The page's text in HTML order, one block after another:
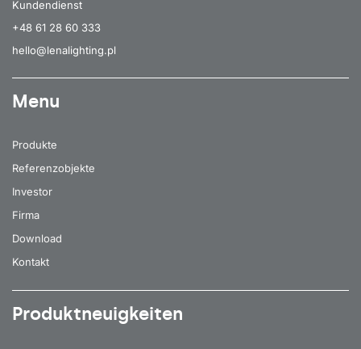
Kundendienst
+48 61 28 60 333
hello@lenalighting.pl
Menu
Produkte
Referenzobjekte
Investor
Firma
Download
Kontakt
Produktneuigkeiten